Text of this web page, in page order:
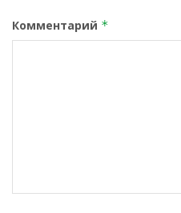
Комментарий *